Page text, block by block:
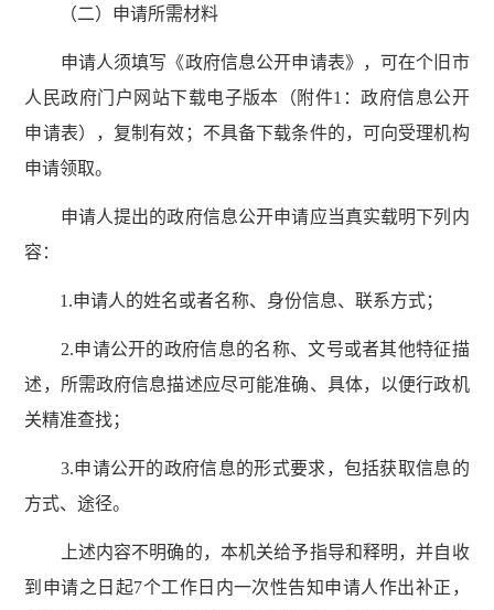
（二）申请所需材料
申请人须填写《政府信息公开申请表》，可在个旧市
人民政府门户网站下载电子版本（附件1：政府信息公开
申请表），复制有效；不具备下载条件的，可向受理机构
申请领取。
申请人提出的政府信息公开申请应当真实载明下列内
容：
1.申请人的姓名或者名称、身份信息、联系方式；
2.申请公开的政府信息的名称、文号或者其他特征描
述，所需政府信息描述应尽可能准确、具体，以便行政机
关精准查找；
3.申请公开的政府信息的形式要求，包括获取信息的
方式、途径。
上述内容不明确的，本机关给予指导和释明，并自收
到申请之日起7个工作日内一次性告知申请人作出补正，